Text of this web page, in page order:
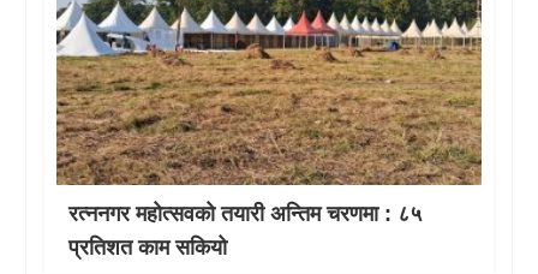
रत्ननगर महोत्सवको तयारी अन्तिम चरणमा : ८५
प्रतिशत काम सकियो